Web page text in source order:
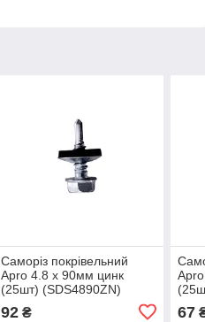
Саморіз покрівельний
Apro 4.8 x 90мм цинк
(25шт) (SDS4890ZN)
92₴ 67